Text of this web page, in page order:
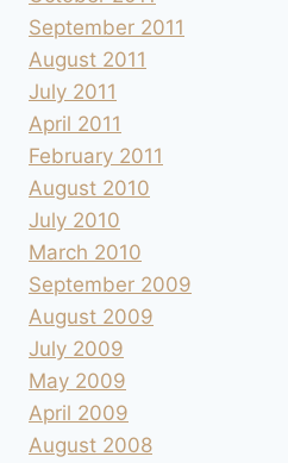
September 2011
August 2011
July 2011
April 2011
February 2011
August 2010
July 2010
March 2010
September 2009
August 2009
July 2009
May 2009
April 2009
August 2008